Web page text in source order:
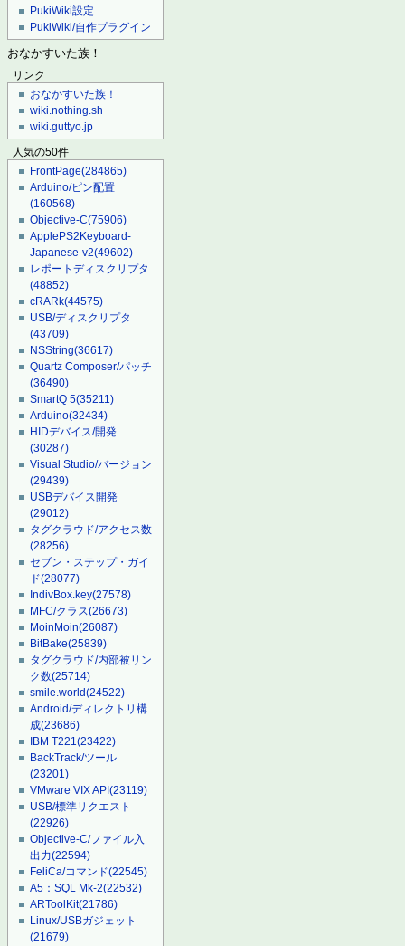
PukiWiki設定
PukiWiki/自作プラグイン
おなかすいた族！
リンク
おなかすいた族！
wiki.nothing.sh
wiki.guttyo.jp
人気の50件
FrontPage(284865)
Arduino/ピン配置
(160568)
Objective-C(75906)
ApplePS2Keyboard-
Japanese-v2(49602)
レポートディスクリプタ
(48852)
cRARk(44575)
USB/ディスクリプタ
(43709)
NSString(36617)
Quartz Composer/パッチ
(36490)
SmartQ 5(35211)
Arduino(32434)
HIDデバイス/開発
(30287)
Visual Studio/バージョン
(29439)
USBデバイス開発
(29012)
タグクラウド/アクセス数
(28256)
セブン・ステップ・ガイ
ド(28077)
IndivBox.key(27578)
MFC/クラス(26673)
MoinMoin(26087)
BitBake(25839)
タグクラウド/内部被リン
ク数(25714)
smile.world(24522)
Android/ディレクトリ構
成(23686)
IBM T221(23422)
BackTrack/ツール
(23201)
VMware VIX API(23119)
USB/標準リクエスト
(22926)
Objective-C/ファイル入
出力(22594)
FeliCa/コマンド(22545)
A5：SQL Mk-2(22532)
ARToolKit(21786)
Linux/USBガジェット
(21679)